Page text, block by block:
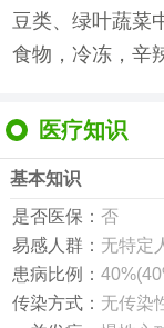
豆类、绿叶蔬菜
食物，冷冻，辛
医疗知识
基本知识
是否医保： 否
易感人群： 无特定
患病比例：
传染方式： 无传染